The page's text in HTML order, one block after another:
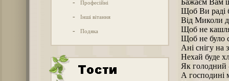
- Професійні
- Інші вітання
- Подяка
Бажаєм Вам
Щоб Ви раді
Від Миколи
Щоб не
Щоб не було
Ані снігу на
Нехай буде
Як голодний
А господині